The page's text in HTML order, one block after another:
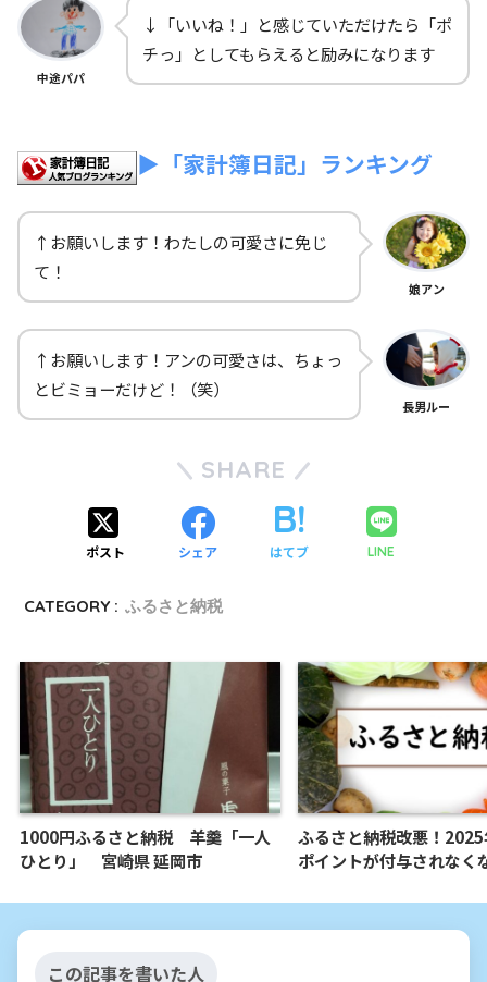
中途パパ
↓「いいね！」と感じていただけたら「ポ
チっ」としてもらえると励みになります
▶「家計簿日記」ランキング
↑お願いします！わたしの可愛さに免じ
て！
娘アン
↑お願いします！アンの可愛さは、ちょっ
とビミョーだけど！（笑）
長男ルー
SHARE
ポスト シェア はてブ LINE
CATEGORY : ふるさと納税
1000円ふるさと納税 羊羹「一人
ひとり」 宮崎県 延岡市
ふるさと納税改悪！
ポイントが付与されなく
この記事を書いた人